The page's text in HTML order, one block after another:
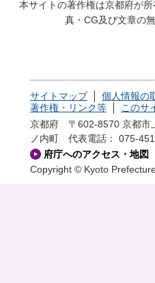
本サイトの著作権は京都府が
真・CG及び文章の
サイトマップ
個人情報の
著作権・リンク等
このサ
京都府 〒602-8570 京都市
ノ内町
代表電話： 075-
府庁へのアクセス・地図
Copyright © Kyoto